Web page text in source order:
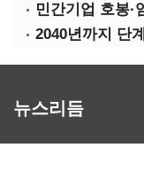
민간기업 호봉·
뉴스리듬